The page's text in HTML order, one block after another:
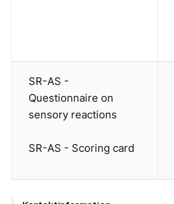
SR-AS -
Questionnaire on
sensory reactions
SR-AS - Scoring card